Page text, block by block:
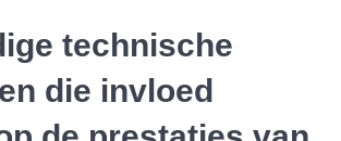
technische
die invloed